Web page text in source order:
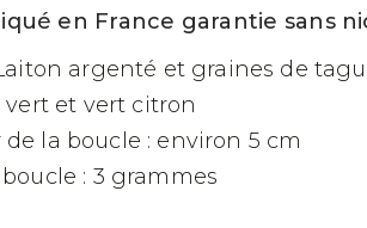
en France garantie sans
argenté et graines de
vert et vert citron
la boucle : environ 5 cm
: 3 grammes